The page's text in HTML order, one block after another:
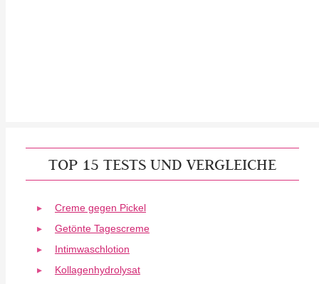
TOP 15 TESTS UND VERGLEICHE
Creme gegen Pickel
Getönte Tagescreme
Intimwaschlotion
Kollagenhydrolysat